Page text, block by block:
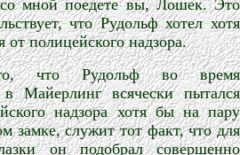
мной поедете вы, Лошек. Это
что Рудольф хотел хотя
от полицейского надзора.
что Рудольф во время
в Майерлинг всячески пытался
надзора хотя бы на пару
замке, служит тот факт, что для
он подобрал совершенно